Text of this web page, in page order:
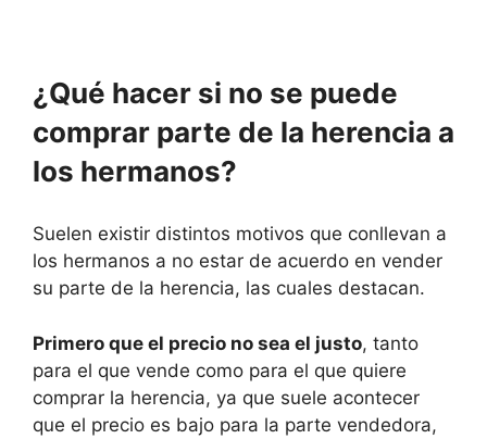
¿Qué hacer si no se puede
comprar parte de la herencia a
los hermanos?
Suelen existir distintos motivos que conllevan a
los hermanos a no estar de acuerdo en vender
su parte de la herencia, las cuales destacan.
Primero que el precio no sea el justo, tanto
para el que vende como para el que quiere
comprar la herencia, ya que suele acontecer
que el precio es bajo para la parte vendedora,